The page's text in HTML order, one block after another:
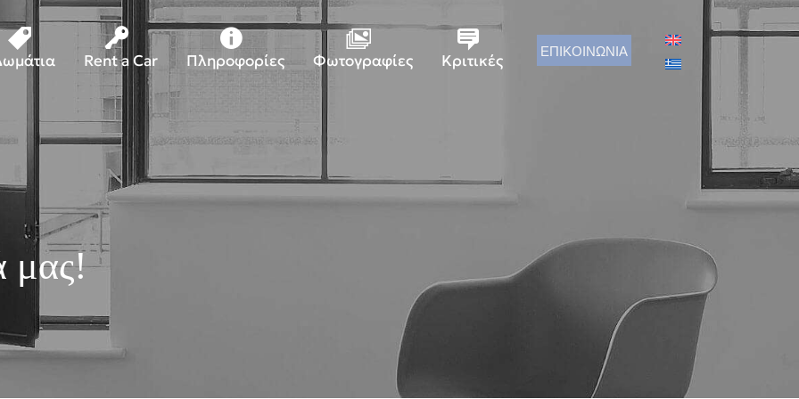
Rent a Car Πληροφορίες Φωτογραφίες Κριτικές ΕΠΙΚΟΙΝΩΝΙΑ
μας!